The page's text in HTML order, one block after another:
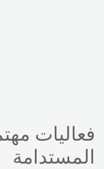
فعاليات
المستدامة